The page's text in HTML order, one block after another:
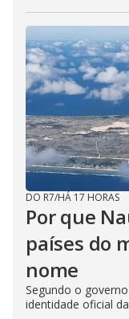
DO R7/HÁ 17 HORAS
Por que
países do
nome
Segundo o
identidade oficial